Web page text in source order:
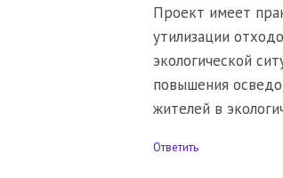
Проект имеет
утилизации
экологической
повышения
жителей в
Ответить